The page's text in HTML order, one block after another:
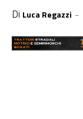
Di Luca Regazzi -